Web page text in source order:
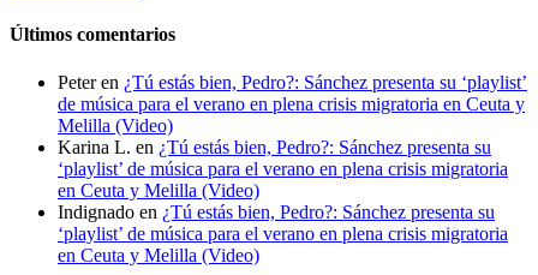
Últimos comentarios
Peteren ¿Tú estás bien, Pedro?: Sánchez presenta su ‘playlist’
de música para el verano en plena crisis migratoria en Ceuta y
Melilla (Video)
Karina L. en ¿Tú estás bien, Pedro?: Sánchez presenta su
‘playlist’ de música para el verano en plena crisis migratoria
en Ceuta y Melilla (Video)
Indignado en ¿Tú estás bien, Pedro?: Sánchez presenta su
‘playlist’ de música para el verano en plena crisis migratoria
en Ceuta y Melilla (Video)